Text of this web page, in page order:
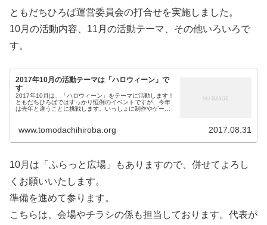
ともだちひろば運営委員会の打合せを実施しました。
10月の活動内容、11月の活動テーマ、その他いろいろで
す。
2017年10月の活動テーマは「ハロウィーン」で
す
2017年10月は、「ハロウィーン」をテーマに活動します！
ともだちひろばではすっかり恒例のイベントですが、今年
は去年と違うことに挑戦します。いっしょに制作やゲーム
www.tomodachihiroba.org 2017.08.31
10月は「ふらっと広場」もありますので、併せてよろし
くお願いいたします。
準備を進めて参ります。
こちらは、会場やチラシの係も担当しております。代表が